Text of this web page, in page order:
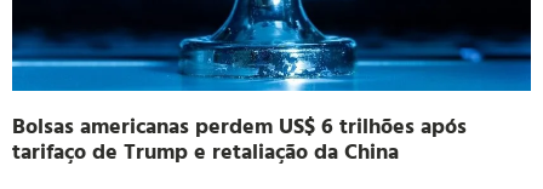
Bolsas americanas perdem US$ 6 trilhões após
tarifaço de Trump e retaliação da China